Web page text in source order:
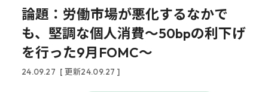
論題：労働市場が悪化するなかで
も、堅調な個人消費～50bpの利下げ
を行った9月FOMC～
24.09.27 [ 更新24.09.27 ]